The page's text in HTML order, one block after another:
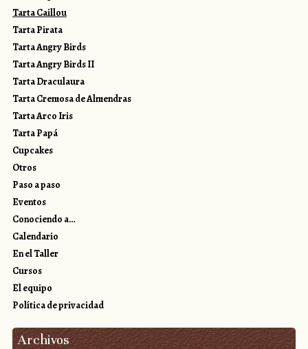
Tarta Caillou
Tarta Pirata
Tarta Angry Birds
Tarta Angry Birds II
Tarta Draculaura
Tarta Cremosa de Almendras
Tarta Arco Iris
Tarta Papá
Cupcakes
Otros
Paso a paso
Eventos
Conociendo a…
Calendario
En el Taller
Cursos
El equipo
Política de privacidad
Archivos